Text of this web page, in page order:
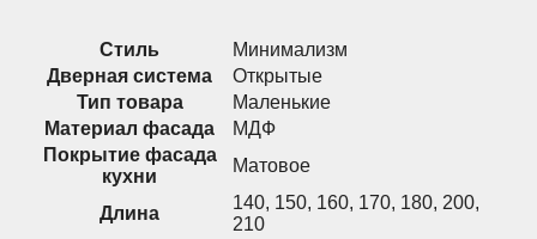
+7 (926) 192-03-75
Стиль
Минимализм
Дверная система
Открытые
Тип товара
Маленькие
Материал фасада
МДФ
Покрытие фасада
кухни
Матовое
Длина
140, 150, 160, 170, 180, 200,
210